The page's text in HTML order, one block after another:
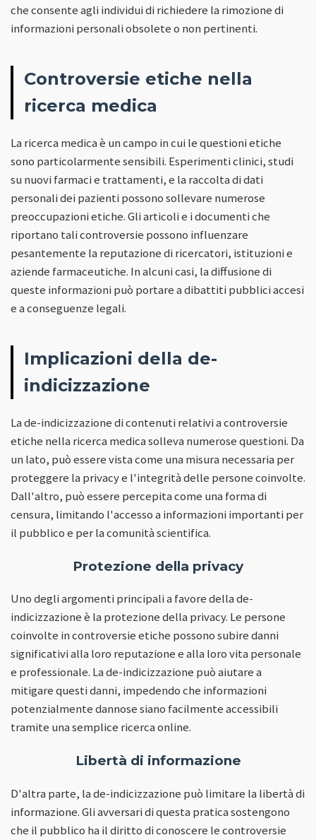
che consente agli individui di richiedere la rimozione di
informazioni personali obsolete o non pertinenti.
Controversie etiche nella
ricerca medica
La ricerca medica è un campo in cui le questioni etiche
sono particolarmente sensibili. Esperimenti clinici, studi
su nuovi farmaci e trattamenti, e la raccolta di dati
personali dei pazienti possono sollevare numerose
preoccupazioni etiche. Gli articoli e i documenti che
riportano tali controversie possono influenzare
pesantemente la reputazione di ricercatori, istituzioni e
aziende farmaceutiche. In alcuni casi, la diffusione di
queste informazioni può portare a dibattiti pubblici accesi
e a conseguenze legali.
Implicazioni della de-
indicizzazione
La de-indicizzazione di contenuti relativi a controversie
etiche nella ricerca medica solleva numerose questioni. Da
un lato, può essere vista come una misura necessaria per
proteggere la privacy e l'integrità delle persone coinvolte.
Dall'altro, può essere percepita come una forma di
censura, limitando l'accesso a informazioni importanti per
il pubblico e per la comunità scientifica.
Protezione della privacy
Uno degli argomenti principali a favore della de-
indicizzazione è la protezione della privacy. Le persone
coinvolte in controversie etiche possono subire danni
significativi alla loro reputazione e alla loro vita personale
e professionale. La de-indicizzazione può aiutare a
mitigare questi danni, impedendo che informazioni
potenzialmente dannose siano facilmente accessibili
tramite una semplice ricerca online.
Libertà di informazione
D'altra parte, la de-indicizzazione può limitare la libertà di
informazione. Gli avversari di questa pratica sostengono
che il pubblico ha il diritto di conoscere le controversie